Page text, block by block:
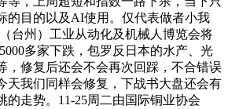
的目的以及AI使用。仅代表做者小我
台州）工业从动化及机械人博览会将
多家下跌，包罗反日本的水产、光
，修复后还会不会再次回踩，不合错误
天我们同样会修复，下战书大盘还会有
的走势。11-25周二由国际铜业协会